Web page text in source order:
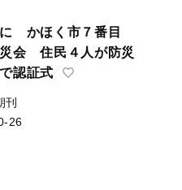
に かほく市７番目
会 住民４人が防災
認証式
刊
26